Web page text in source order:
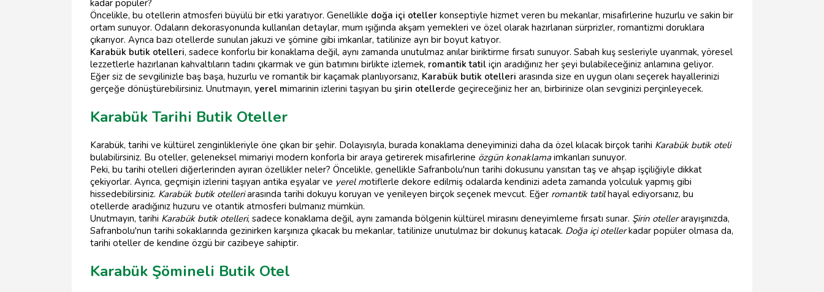
kadar popüler?
Öncelikle, bu otellerin atmosferi büyülü bir etki yaratıyor. Genellikle doğa içi oteller konseptiyle hizmet veren bu mekanlar, misafirlerine huzurlu ve sakin bir
ortam sunuyor. Odaların dekorasyonunda kullanılan detaylar, mum ışığında akşam yemekleri ve özel olarak hazırlanan sürprizler, romantizmi doruklara
çıkarıyor. Ayrıca bazı otellerde sunulan jakuzi ve şömine gibi imkanlar, tatilinize ayrı bir boyut katıyor.
Karabük butik otelleri, sadece konforlu bir konaklama değil, aynı zamanda unutulmaz anılar biriktirme fırsatı sunuyor. Sabah kuş sesleriyle uyanmak, yöresel
lezzetlerle hazırlanan kahvaltıların tadını çıkarmak ve gün batımını birlikte izlemek, romantik tatil için aradığınız her şeyi bulabileceğiniz anlamına geliyor.
Eğer siz de sevgilinizle baş başa, huzurlu ve romantik bir kaçamak planlıyorsanız, Karabük butik otelleri arasında size en uygun olanı seçerek hayallerinizi
gerçeğe dönüştürebilirsiniz. Unutmayın, yerel mimarinin izlerini taşıyan bu şirin otellerde geçireceğiniz her an, birbirinize olan sevginizi perçinleyecek.
Karabük Tarihi Butik Oteller
Karabük, tarihi ve kültürel zenginlikleriyle öne çıkan bir şehir. Dolayısıyla, burada konaklama deneyiminizi daha da özel kılacak birçok tarihi Karabük butik oteli
bulabilirsiniz. Bu oteller, geleneksel mimariyi modern konforla bir araya getirerek misafirlerine özgün konaklamaimkanları sunuyor.
Peki, bu tarihi otelleri diğerlerinden ayıran özellikler neler? Öncelikle, genellikle Safranbolu'nun tarihi dokusunu yansıtan taş ve ahşap işçiliğiyle dikkat
çekiyorlar. Ayrıca, geçmişin izlerini taşıyan antika eşyalar ve yerel motiflerle dekore edilmiş odalarda kendinizi adeta zamanda yolculuk yapmış gibi
hissedebilirsiniz. Karabük butik otelleriarasında tarihi dokuyu koruyan ve yenileyen birçok seçenek mevcut. Eğer romantik tatilhayal ediyorsanız, bu
otellerde aradığınız huzuru ve otantik atmosferi bulmanız mümkün.
Unutmayın, tarihi Karabük butik otelleri, sadece konaklama değil, aynı zamanda bölgenin kültürel mirasını deneyimleme fırsatı sunar. Şirin otellerarayışınızda,
Safranbolu'nun tarihi sokaklarında gezinirken karşınıza çıkacak bu mekanlar, tatilinize unutulmaz bir dokunuş katacak. Doğa içi otellerkadar popüler olmasa da,
tarihi oteller de kendine özgü bir cazibeye sahiptir.
Karabük Şömineli Butik Otel